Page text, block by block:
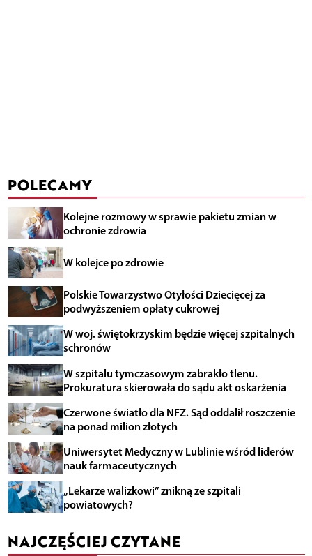
POLECAMY
Kolejne rozmowy w sprawie pakietu zmian w
ochronie zdrowia
W kolejce po zdrowie
Polskie Towarzystwo Otyłości Dziecięcej za
podwyższeniem opłaty cukrowej
W woj. świętokrzyskim będzie więcej szpitalnych
schronów
W szpitalu tymczasowym zabrakło tlenu.
Prokuratura skierowała do sądu akt oskarżenia
Czerwone światło dla NFZ. Sąd oddalił roszczenie
na ponad milion złotych
Uniwersytet Medyczny w Lublinie wśród liderów
nauk farmaceutycznych
„Lekarze walizkowi” znikną ze szpitali
powiatowych?
NAJCZĘŚCIEJ CZYTANE